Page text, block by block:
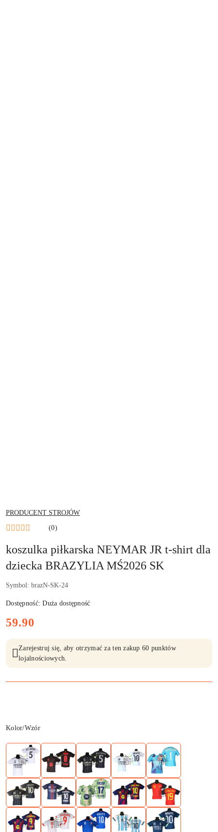
NAZWA
PRODUCENTA:
PRODUCENT STROJÓW
(0)
koszulka piłkarska NEYMAR JR t-shirt dla
dziecka BRAZYLIA MŚ2026 SK
Symbol: brazN-SK-24
Dostępność:Duża dostępność
cena:
59.90
Zarejestruj się, aby otrzymać za ten zakup 60 punktów
lojalnościowych.
Wariant
Kolor/Wzór